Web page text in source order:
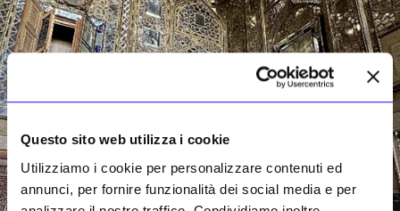
Questo sito web utilizza i cookie
Utilizziamo i cookie per personalizzare contenuti ed
annunci, per fornire funzionalità dei social media e per